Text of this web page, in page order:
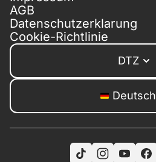
AGB
Datenschutzerklarung
Cookie-Richtlinie
DTZ
Deutsch